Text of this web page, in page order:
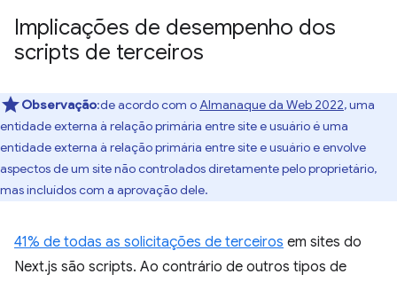
Implicações de desempenho dos
scripts de terceiros
Observação:de acordo com oAlmanaque da Web 2022, uma
entidade externa à relação primária entre site e usuário é uma
entidade externa à relação primária entre site e usuário e envolve
aspectos de um site não controlados diretamente pelo proprietário,
mas incluídos com a aprovação dele.
41% de todas as solicitações de terceiros em sites do
Next.js são scripts. Ao contrário de outros tipos de